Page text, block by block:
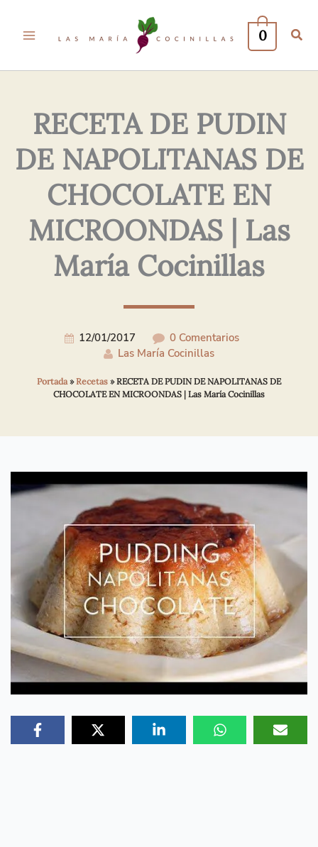
0
RECETA DE PUDIN
DE NAPOLITANAS DE
CHOCOLATE EN
MICROONDAS | Las
María Cocinillas
12/01/2017
0 Comentarios
Las María Cocinillas
Portada»Recetas »RECETA DE PUDIN DE NAPOLITANAS DE
CHOCOLATE EN MICROONDAS | Las María Cocinillas
Electrónico*